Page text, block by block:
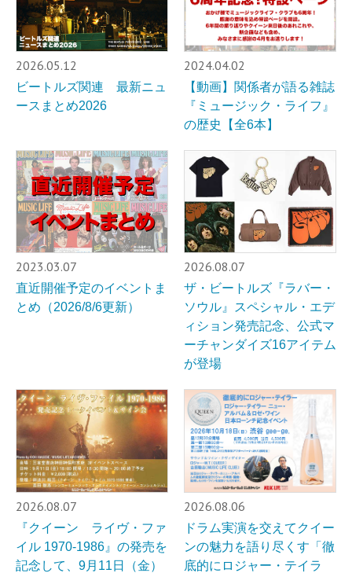
2026.05.12
ビートルズ関連 最新ニュ
ースまとめ2026
2024.04.02
【動画】関係者が語る雑誌
『ミュージック・ライフ』
の歴史【全6本】
2023.03.07
直近開催予定のイベントま
とめ（2026/8/6更新）
2026.08.07
ザ・ビートルズ『ラバー・
ソウル』スペシャル・エデ
ィション発売記念、公式マ
ーチャンダイズ16アイテム
が登場
2026.08.07
『クイーン ライヴ・ファ
イル 1970-1986』の発売を
記念して、9月11日（金）
2026.08.06
ドラム実演を交えてクイー
ンの魅力を語り尽くす「徹
底的にロジャー・テイラ